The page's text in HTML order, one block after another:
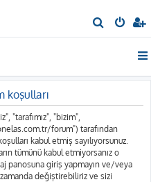
r
koşulları
"tarafımız", "bizim",
forum") tarafından
kabul etmiş sayılıyorsunuz.
tümünü kabul etmiyorsanız o
panosuna giriş yapmayın ve/veya
değiştirebiliriz ve sizi